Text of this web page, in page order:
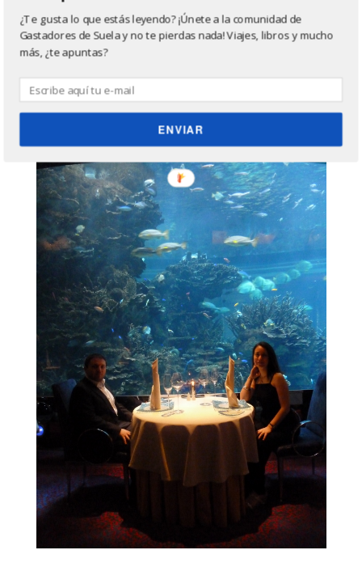
cuando estás de viaje?
En Londres se come muy bien y muy internacional así
que no hay nada que pueda extrañar.
Bonus para ‘Alicia’s Own’:
costoso que comiste? ¿Dónde fue y en qué
¿Te gusta lo que estás leyendo? ¡Únete a la comunidad de
Gastadores de Suela y no te pierdas nada! Viajes, libros y mucho
más, ¿te apuntas?
ENVIAR